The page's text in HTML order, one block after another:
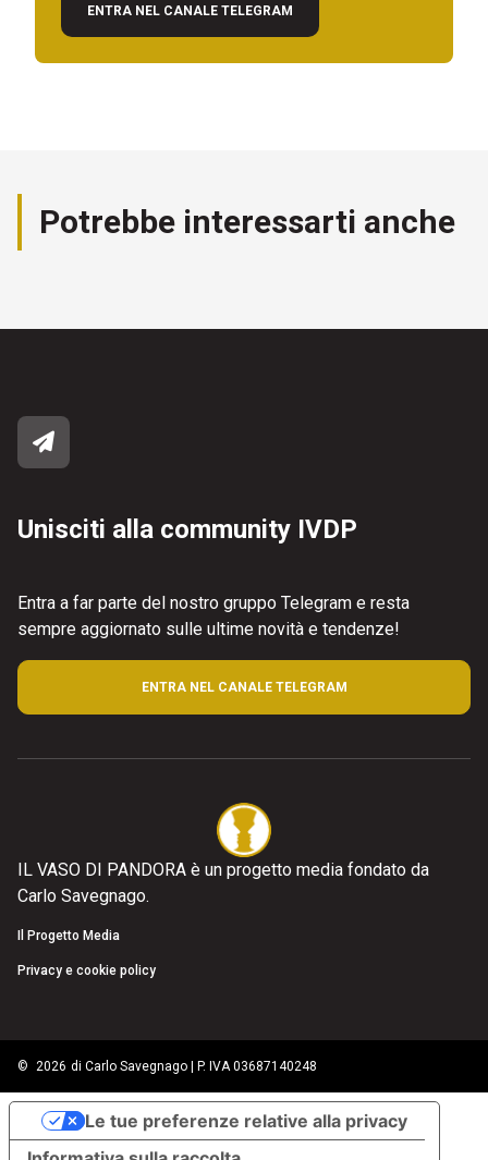
ENTRA NEL CANALE TELEGRAM
Potrebbe interessarti anche
Unisciti alla community IVDP
Entra a far parte del nostro gruppo Telegram e resta
sempre aggiornato sulle ultime novità e tendenze!
ENTRA NEL CANALE TELEGRAM
IL VASO DI PANDORA è un progetto media fondato da
Carlo Savegnago.
Il Progetto Media
Privacy e cookie policy
© 2026 di Carlo Savegnago | P. IVA 03687140248
Le tue preferenze relative alla privacy